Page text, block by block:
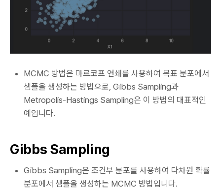
MCMC 방법은 마르코프 연쇄를 사용하여 목표 분포에서
샘플을 생성하는 방법으로, Gibbs Sampling과
Metropolis-Hastings Sampling은 이 방법의 대표적인
예입니다.
Gibbs Sampling
Gibbs Sampling은 조건부 분포를 사용하여 다차원 확률
분포에서 샘플을 생성하는 MCMC 방법입니다.